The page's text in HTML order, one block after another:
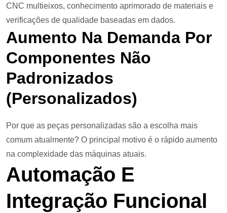
CNC multieixos, conhecimento aprimorado de materiais e
verificações de qualidade baseadas em dados.
Aumento Na Demanda Por
Componentes Não
Padronizados
(personalizados)
Por que as peças personalizadas são a escolha mais
comum atualmente? O principal motivo é o rápido aumento
na complexidade das máquinas atuais.
Automação E
Integração Funcional